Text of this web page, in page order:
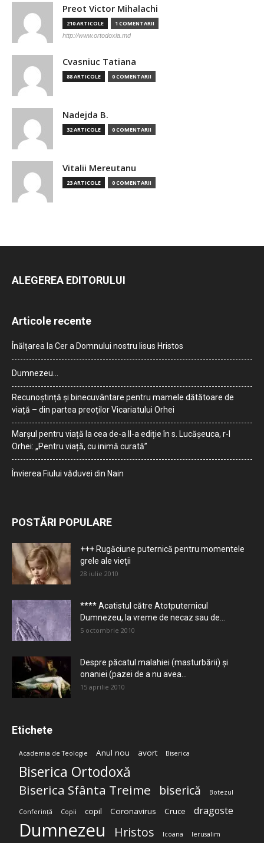
Preot Victor Mihalachi
210 ARTICOLE 1 COMENTARII
http://www.ortodoxia.md
Cvasniuc Tatiana
88 ARTICOLE 0 COMENTARII
Nadejda B.
32 ARTICOLE 0 COMENTARII
Vitalii Mereutanu
23 ARTICOLE 0 COMENTARII
ALEGEREA EDITORULUI
Articole recente
Înălțarea la Cer a Domnului nostru Iisus Hristos
Dumnezeu…
Recunoștință și binecuvântare pentru mamele dătătoare de
viață – din partea preoților Vicariatului Orhei
Marșul pentru viață la cea de-a II-a ediție în s. Lucășeuca, r-l
Orhei: „Pentru viață, cu inimă curată”
Învierea Fiului văduvei din Nain
POSTĂRI POPULARE
+++ Rugăciune puternică pentru momentele
grele ale vieţii
28 iulie 2010
**** Acatistul către Atotputernicul
Dumnezeu, la vreme de necaz sau de...
5 octombrie 2010
Despre păcatul malahiei (masturbării) şi
onaniei (pazei de a nu avea...
15 aprilie 2010
Etichete
Academia de Teologie Anul nou avort Biserica
Biserica Ortodoxă
Biserica Sfânta Treime biserică Botezul
Conferință Copii copil Coronavirus Cruce dragoste
Dumnezeu Hristos Icoana Ierusalim